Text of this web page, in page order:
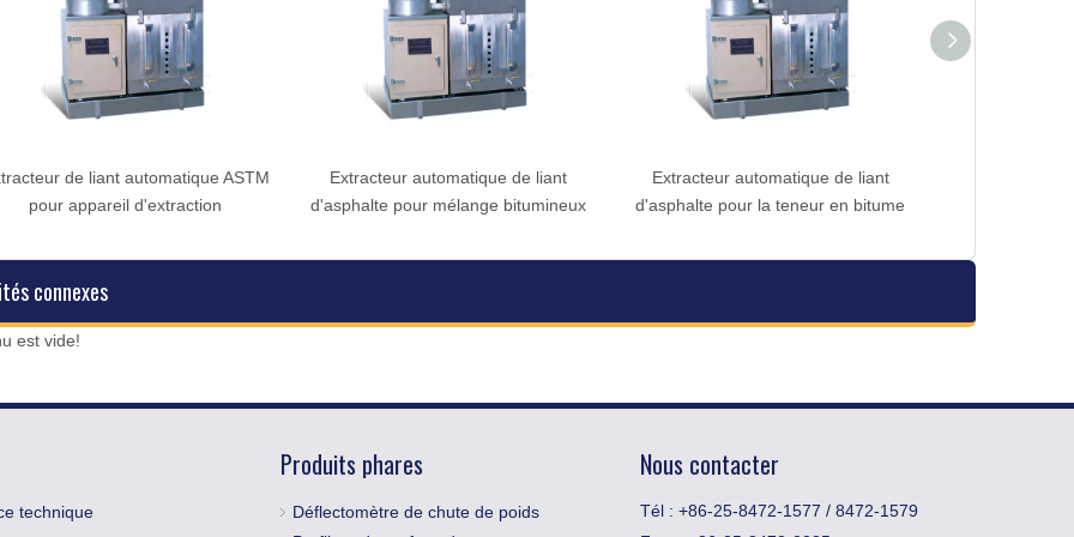
de liant automatique ASTM
pour appareil d'extraction
Extracteur automatique de liant
d'asphalte pour mélange bitumineux
Extracteur automatique de liant
d'asphalte pour la teneur en bitume
connexes
est vide!
technique
Produits phares
Déflectomètre de chute de poids
Nous contacter
Tél : +86-25-8472-1577 / 8472-1579